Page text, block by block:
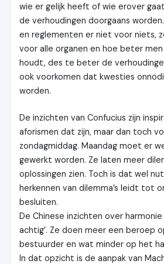
wie er gelijk heeft of wie erover
de verhoudingen doorgaans
en reglementen er niet voor niets,
voor alle organen en hoe beter men
houdt, des te beter de
ook voorkomen dat kwesties
worden.
De inzichten van Confucius zijn
aforismen dat zijn, maar dan toch
zondagmiddag. Maandag moet er
gewerkt worden. Ze laten meer
oplossingen zien. Toch is dat wel
herkennen van dilemma’s leidt tot
besluiten.
De Chinese inzichten over harmonie
achtig’. Ze doen meer een beroep
bestuurder en wat minder op het
In dat opzicht is de aanpak van